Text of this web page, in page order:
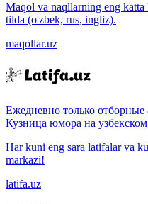
Maqol va naqllarning eng
tilda (o'zbek, rus, ingliz).
maqollar.uz
Ежедневно только
Кузница юмора на
Har kuni eng sara latifalar va
markazi!
latifa.uz